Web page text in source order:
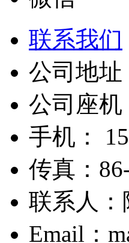
联系我们
公司地址
公司座机
手机：
传真：
联系人：
Email：